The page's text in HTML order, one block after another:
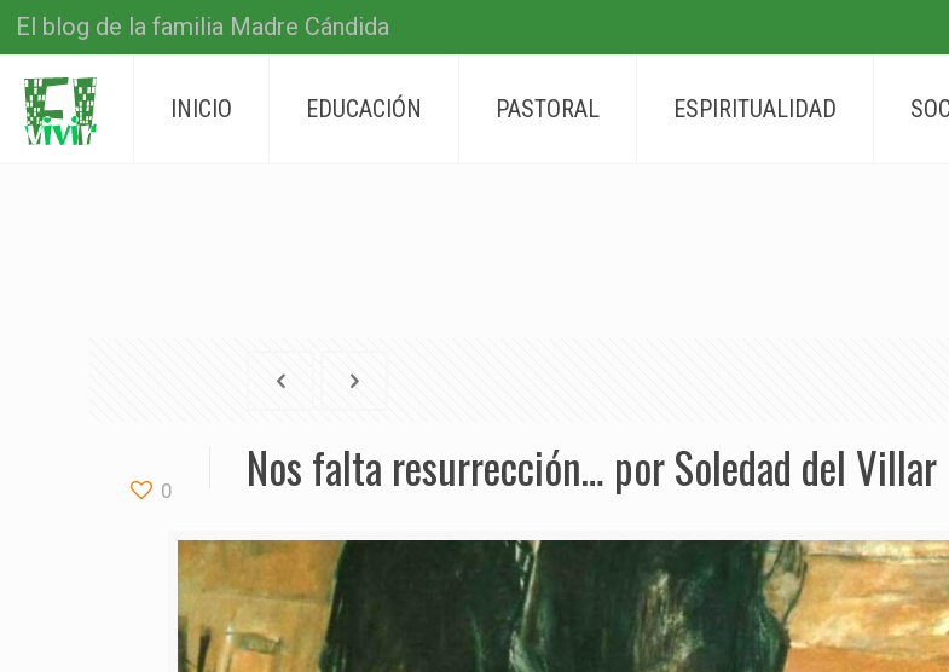
El blog de la familia Madre Cándida
INICIO EDUCACIÓN PASTORAL ESPIRITUALIDAD
0 Nos falta resurrección… por Soledad del Villar